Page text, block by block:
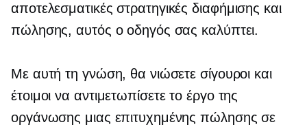
αποτελεσματικές στρατηγικές διαφήμισης και
πώλησης, αυτός ο οδηγός σας καλύπτει.
Με αυτή τη γνώση, θα νιώσετε σίγουροι και
έτοιμοι να αντιμετωπίσετε το έργο της
οργάνωσης μιας επιτυχημένης πώλησης σε